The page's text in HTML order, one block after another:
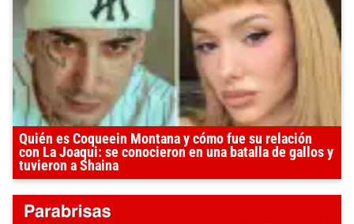
Quién es Coqueein Montana y cómo fue su relación
con La Joaqui: se conocieron en una batalla de gallos y
tuvieron a Shaina